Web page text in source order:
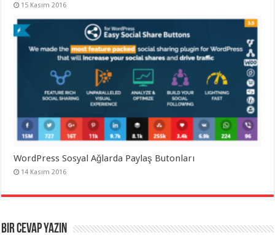
15 Kasım 2016
WordPress Sosyal Ağlarda Paylaş Butonları
14 Kasım 2016
Bir cevap yazın